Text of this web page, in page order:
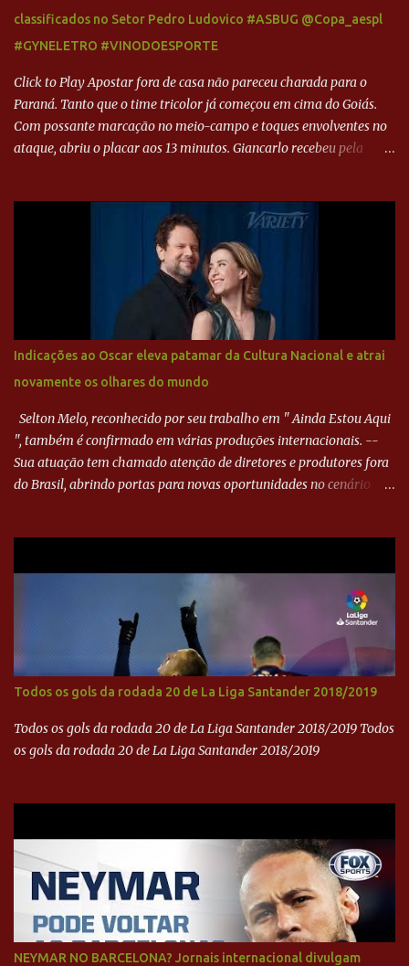
classificados no Setor Pedro Ludovico #ASBUG @Copa_aespl
#GYNELETRO #VINODOESPORTE
Click to Play Apostar fora de casa não pareceu charada para o
Paraná. Tanto que o time tricolor já começou em cima do Goiás.
Com possante marcação no meio-campo e toques envolventes no
ataque, abriu o placar aos 13 minutos. Giancarlo recebeu pela
Paraná ampliou a vantagem aos 21 minutos. Éverton Garroni
desviou cruzamento de cabeça e, mesmo de costas, incidiu o canto
direito de Harlei. O goleiro esmeraldino se esticou e até tocou na
bola, mas não o suficiente para desviar sua trajetória. O ataque do
Goiás era nulo, tanto que o Paraná seguiu em cima. Aos 32
minutos, Jefferson cabeceou e Harlei fez grande defesa. Seis
minutos depois, Wellington encheu o pé e quase surpreendeu o
goleiro rival, que novamente defendeu. No fim, Jefferson teve
outra boa chance, mas parou no goleiro. Gol para matar espera...
Indicações ao Oscar eleva patamar da Cultura Nacional e atrai
novamente os olhares do mundo
Selton Melo, reconhecido por seu trabalho em " Ainda Estou Aqui
", também é confirmado em várias produções internacionais. --
Sua atuação tem chamado atenção de diretores e produtores fora
do Brasil, abrindo portas para novas oportunidades no cenário
Todos os gols da rodada 20 de La Liga Santander 2018/2019
Todos os gols da rodada 20 de La Liga Santander 2018/2019 Todos
os gols da rodada 20 de La Liga Santander 2018/2019
NEYMAR NO BARCELONA? Jornais internacional divulgam